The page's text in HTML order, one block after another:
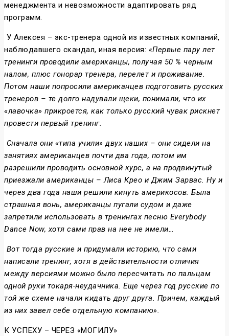
менеджмента и невозможности адаптировать ряд
программ.
У Алексея – экс-тренера одной из известных компаний,
наблюдавшего скандал, иная версия: «Первые пару лет
тренинги проводили американцы, получая 50 % черным
налом, плюс гонорар тренера, перелет и проживание.
Потом наши попросили американцев подготовить русских
тренеров – те долго надували щеки, понимали, что их
«лавочка» прикроется, как только русский чувак рискнет
провести первый тренинг.
Сначала они «типа учили» двух наших – они сидели на
занятиях американцев почти два года, потом им
разрешили проводить основной курс, а на продвинутый
приезжали американцы – Лиса Крео и Джим Зарвас. Ну и
через два года наши решили кинуть америкосов. Была
страшная вонь, американцы пугали судом и даже
запретили использовать в тренингах песню Everybоdy
Dance Now, хотя сами прав на нее не имели…
Вот тогда русские и придумали историю, что сами
написали тренинг, хотя в действительности отличия
между версиями можно было пересчитать по пальцам
одной руки токаря-неудачника. Еще через год русские по
той же схеме начали кидать друг друга. Причем, каждый
из них завел себе отдельную компанию».
К УСПЕХУ – ЧЕРЕЗ «МОГИЛУ»